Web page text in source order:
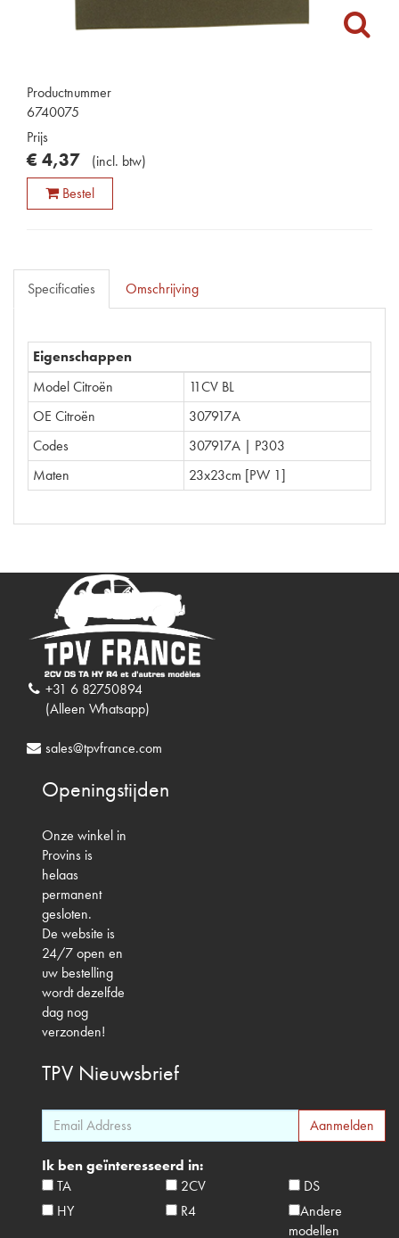
Productnummer
6740075
Prijs
€ 4,37 (incl. btw)
Bestel
Specificaties Omschrijving
Eigenschappen
Model Citroën
11CV BL
OE Citroën
307917A
Codes
307917A | P303
Maten
23x23cm [PW 1]
+31 6 82750894
(Alleen Whatsapp)
sales@tpvfrance.com
Openingstijden
Onze winkel in
Provins is
helaas
permanent
gesloten.
De website is
24/7 open en
uw bestelling
wordt dezelfde
dag nog
verzonden!
TPV Nieuwsbrief
Ik ben geïnteresseerd in:
TA
2CV
DS
HY
R4
Andere
modellen